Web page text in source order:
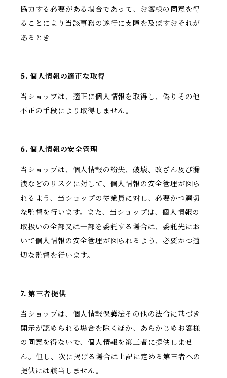
協力する必要がある場合であって、お客様の同意を得
ることにより当該事務の遂行に支障を及ぼすおそれが
あるとき
5. 個人情報の適正な取得
当ショップは、適正に個人情報を取得し、偽りその他
不正の手段により取得しません。
6. 個人情報の安全管理
当ショップは、個人情報の紛失、破壊、改ざん及び漏
洩などのリスクに対して、個人情報の安全管理が図ら
れるよう、当ショップの従業員に対し、必要かつ適切
な監督を行います。また、当ショップは、個人情報の
取扱いの全部又は一部を委託する場合は、委託先にお
いて個人情報の安全管理が図られるよう、必要かつ適
切な監督を行います。
7. 第三者提供
当ショップは、個人情報保護法その他の法令に基づき
開示が認められる場合を除くほか、あらかじめお客様
の同意を得ないで、個人情報を第三者に提供しませ
ん。但し、次に掲げる場合は上記に定める第三者への
提供には該当しません。